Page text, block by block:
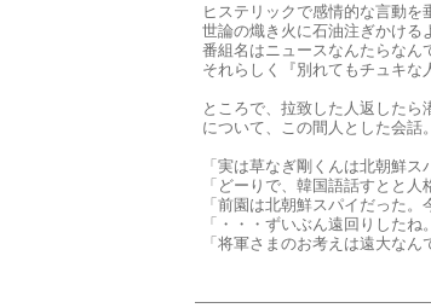
ヒステリックで感情的な言動を
世論の熾き火に石油注ぎかける
番組名はニュースなんたらなん
それらしく『別れてもチュキな
ところで、拉致した人返したら
について、この間人とした会話。
「実は草なぎ剛くんは北朝鮮ス
「どーりで、韓国語話すとと人
「前園は北朝鮮スパイだった。
「・・・ずいぶん遠回りしたね
「将軍さまのお考えは遠大なん